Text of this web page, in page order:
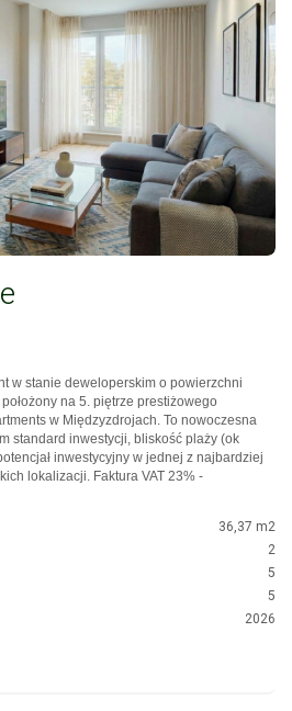
w stanie deweloperskim o powierzchni
na 5. piętrze prestiżowego
w Międzyzdrojach. To nowoczesna
standard inwestycji, bliskość plaży (ok
inwestycyjny w jednej z najbardziej
lokalizacji. Faktura VAT 23% -
36,37 m2
2
5
5
2026